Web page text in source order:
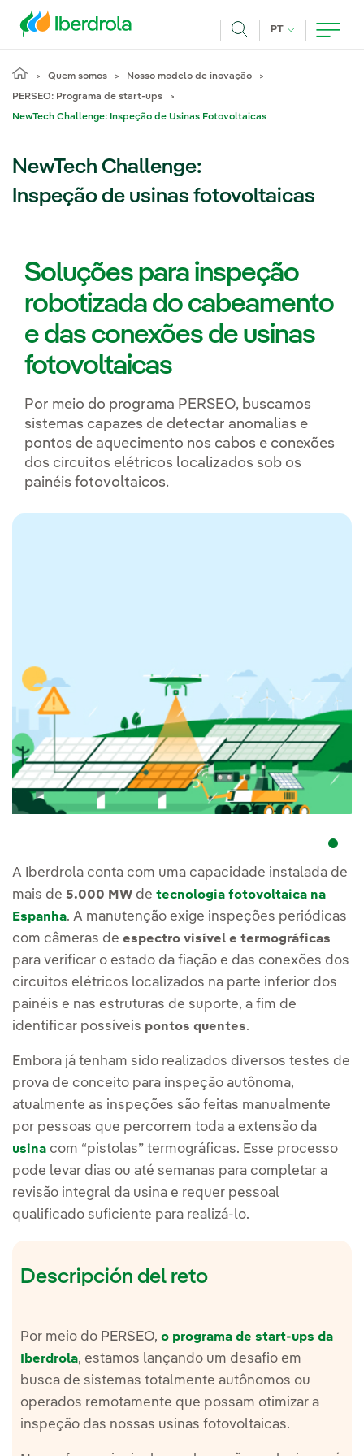
PT IDIOMA ATUAL,
Quem somos Nosso modelo de inovação
PERSEO: Programa de start-ups
NewTech Challenge: Inspeção de Usinas Fotovoltaicas
NewTech Challenge:
Inspeção de usinas fotovoltaicas
Soluções para inspeção
robotizada do cabeamento
e das conexões de usinas
fotovoltaicas
Por meio do programa PERSEO, buscamos
sistemas capazes de detectar anomalias e
pontos de aquecimento nos cabos e conexões
dos circuitos elétricos localizados sob os
painéis fotovoltaicos.
A Iberdrola conta com uma capacidade instalada de
mais de 5.000 MW de tecnologia fotovoltaica na
Espanha. A manutenção exige inspeções periódicas
com câmeras de espectro visível e termográficas
para verificar o estado da fiação e das conexões dos
circuitos elétricos localizados na parte inferior dos
painéis e nas estruturas de suporte, a fim de
identificar possíveis pontos quentes.
Embora já tenham sido realizados diversos testes de
prova de conceito para inspeção autônoma,
atualmente as inspeções são feitas manualmente
por pessoas que percorrem toda a extensão da
usina com “pistolas” termográficas. Esse processo
pode levar dias ou até semanas para completar a
revisão integral da usina e requer pessoal
qualificado suficiente para realizá-lo.
Descripción del reto
Por meio do PERSEO, o programa de start-ups da
Iberdrola, estamos lançando um desafio em
busca de sistemas totalmente autônomos ou
operados remotamente que possam otimizar a
inspeção das nossas usinas fotovoltaicas.